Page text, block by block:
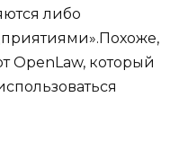
либо
OpenLaw, который